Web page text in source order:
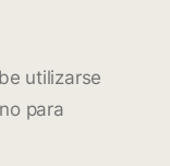
utilizarse
para